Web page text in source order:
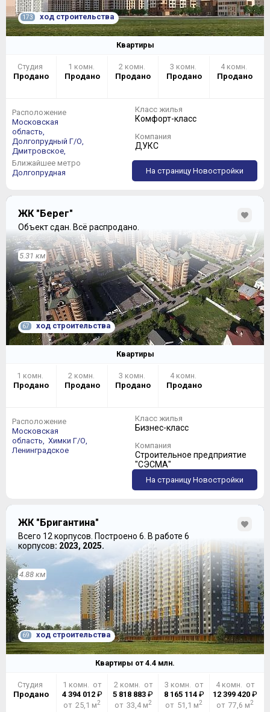
173 ход строительства
Квартиры
Студия
Продано
1 комн.
Продано
2 комн.
Продано
3 комн.
Продано
4 комн.
Продано
Расположение
Московская
область,
Долгопрудный Г/О,
Дмитровское,
Ближайшее метро
Долгопрудная
Класс жилья
Комфорт-класс
Компания
ДУКС
На страницу Новостройки
ЖК "Берег"
Объект сдан. Всё распродано.
5.31 км
67 ход строительства
Квартиры
1 комн.
Продано
2 комн.
Продано
3 комн.
Продано
4 комн.
Продано
Расположение
Московская
область, Химки Г/О,
Ленинградское
Класс жилья
Бизнес-класс
Компания
Строительное предприятие
"СЭСМА"
На страницу Новостройки
ЖК "Бригантина"
Всего 12 корпусов. Построено 6. В работе 6
корпусов: 2023, 2025.
4.88 км
69 ход строительства
Квартиры от 4.4 млн.
Студия
Продано
1 комн. от
4 394 012₽
от 25,1 м2
2 комн. от
5 818 883 ₽
от 33,4 м2
3 комн. от
8 165 114₽
от 51,1 м2
4 комн. от
12 399 420₽
от 77,6 м2